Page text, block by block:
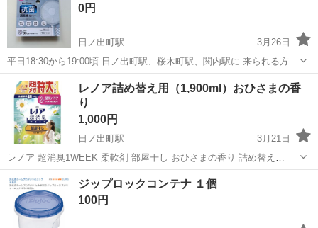
剤。 洗浄力...
0円
日ノ出町駅
3月26日
平日18:30から19:00頃 日ノ出町駅、桜木町駅、関内駅に 来られる方
ご連絡お待ちしております。 他の地域でも 対応できるところもありま
す。 ご相談ください。
神奈川 横浜市 日ノ出町駅 その他
レノア詰め替え用（1,900ml）おひさまの香
り
1,000円
日ノ出町駅
3月21日
レノア 超消臭1WEEK 柔軟剤 部屋干し おひさまの香り 詰め替え
1900mL [大容量] 匂いがあまり好きでは無かったため、開封済みです
が出品します。 同じ柔軟剤にて、他に小さいサイズがあり、捨てるの
がもったいなく...
神奈川 横浜市 日ノ出町駅 洗濯用品 おひさま
ジップロックコンテナ １個
100円